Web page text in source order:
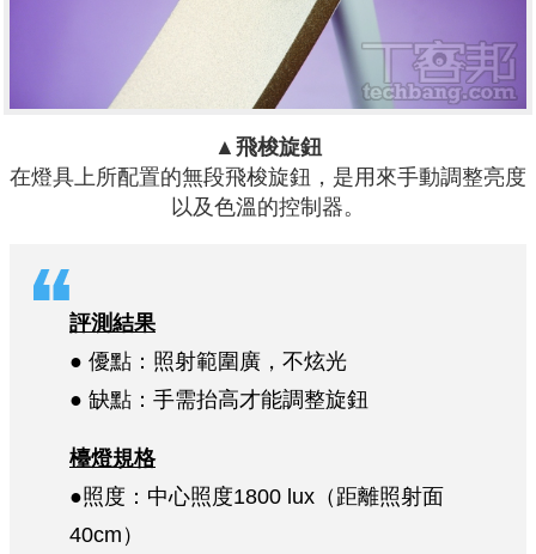
▲飛梭旋鈕
在燈具上所配置的無段飛梭旋鈕，是用來手動調整亮度
以及色溫的控制器。
評測結果
● 優點：照射範圍廣，不炫光
● 缺點：手需抬高才能調整旋鈕
檯燈規格
●照度：中心照度1800 lux（距離照射面
40cm）